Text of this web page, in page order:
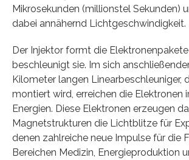
Mikrosekunden (millionstel Sekunden)
dabei annähernd Lichtgeschwindigkeit.
Der Injektor formt die
beschleunigt sie. Im sich
Kilometer langen Linearbeschleuniger,
montiert wird, erreichen die Elektronen
Energien. Diese Elektronen erzeugen
Magnetstrukturen die Lichtblitze für
denen zahlreiche neue Impulse für die
Bereichen Medizin, Energieproduktion